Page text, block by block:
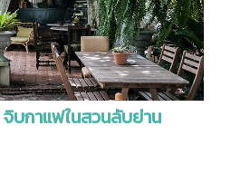
บกาแฟในสวนลับย่าน